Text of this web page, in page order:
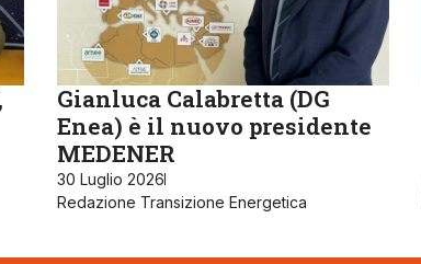
Gianluca Calabretta (DG
Enea) è il nuovo presidente
MEDENER
30 Luglio 2026
Redazione Transizione Energetica